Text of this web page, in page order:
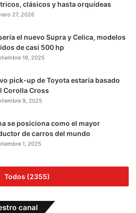
clásicos y hasta orquídeas
27, 2026
el nuevo Supra y Celica, modelos
de casi 500 hp
19, 2025
pick-up de Toyota estaría basado
Corolla Cross
9, 2025
se posiciona como el mayor
de carros del mundo
1, 2025
Todos (2355)
canal